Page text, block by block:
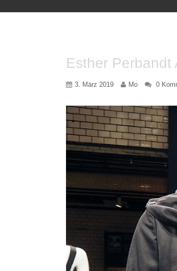
Esther Perbandt
3. März 2019 Mo 0